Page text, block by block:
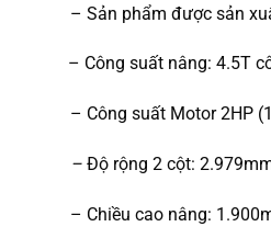
– Sản phẩm được sản
– Công suất nâng: 4.5T
– Công suất Motor 2HP
–Độ rộng 2 cột:
– Chiều cao nâng: